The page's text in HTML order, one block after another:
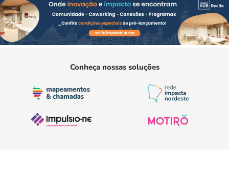
Conheça nossas soluções